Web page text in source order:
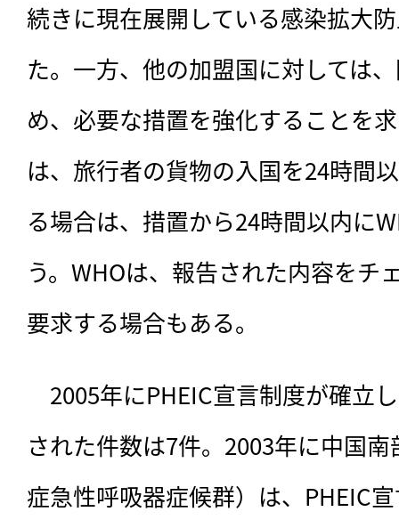
続きに現在展開している感染拡大
た。一方、他の加盟国に対しては
め、必要な措置を強化することを
は、旅行者の貨物の入国を24時間
る場合は、措置から24時間以内に
う。WHOは、報告された内容をチ
要求する場合もある。
2005年にPHEIC宣言制度が確立
された件数は7件。2003年に中国
症急性呼吸器症候群）は、PHEIC